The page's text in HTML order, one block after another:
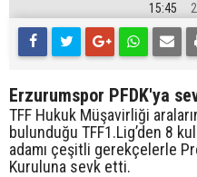
15:45
Erzurumspor PFDK'ya
TFF Hukuk Müşavirliği
bulunduğu TFF1.Lig’den 8
adamı çeşitli gerekçelerle
Kuruluna sevk etti.